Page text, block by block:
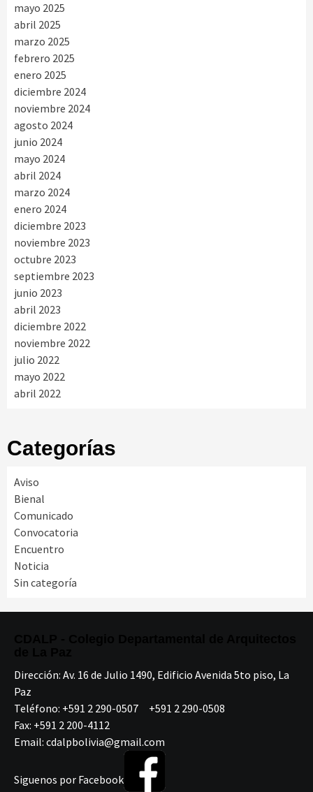
mayo 2025
abril 2025
marzo 2025
febrero 2025
enero 2025
diciembre 2024
noviembre 2024
agosto 2024
junio 2024
mayo 2024
abril 2024
marzo 2024
enero 2024
diciembre 2023
noviembre 2023
octubre 2023
septiembre 2023
junio 2023
abril 2023
diciembre 2022
noviembre 2022
julio 2022
mayo 2022
abril 2022
Categorías
Aviso
Bienal
Comunicado
Convocatoria
Encuentro
Noticia
Sin categoría
Dirección: Av. 16 de Julio 1490, Edificio Avenida 5to piso, La
Paz
Teléfono: +591 2 290-0507 +591 2 290-0508
Fax: +591 2 200-4112
Email: cdalpbolivia@gmail.com
Siguenos por Facebook